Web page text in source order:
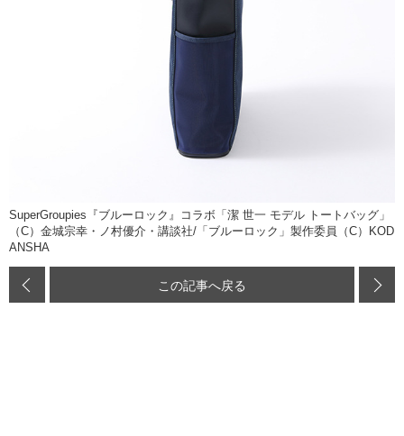
SuperGroupies『ブルーロック』コラボ「潔 世一 モデル トートバッグ」
（C）金城宗幸・ノ村優介・講談社/「ブルーロック」製作委員（C）KOD
ANSHA
この記事へ戻る